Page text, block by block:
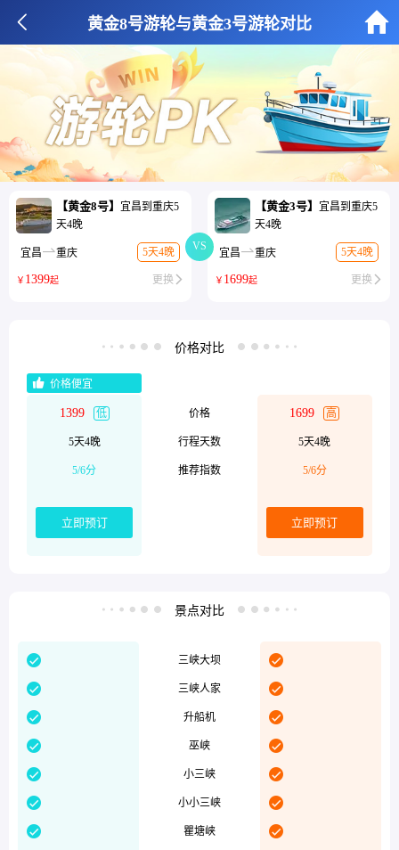
 黄金8号游轮与黄金3号游轮对比 
【黄金8号】
宜昌到重庆5
天4晚
宜昌重庆 5天4晚
￥ 1399起 更换 
【黄金3号】
宜昌到重庆5
天4晚
宜昌重庆 5天4晚
￥ 1699起 更换 
VS
 价格对比 
 价格便宜
1399 低
5天4晚
5/6分
立即预订
价格
行程天数
推荐指数
1699 高
5天4晚
5/6分
立即预订
 景点对比 







三峡大坝
三峡人家
升船机
巫峡
小三峡
小小三峡
瞿塘峡






